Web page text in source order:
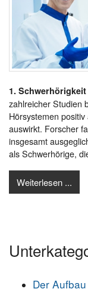
1.
zahlreicher Studien
Hörsystemen
auswirkt. Forscher
insgesamt
als Schwerhörige,
Weiterlesen ...
Der